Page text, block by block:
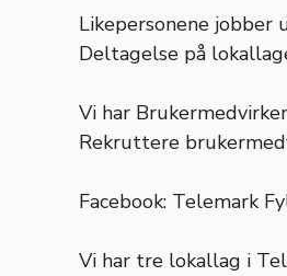
Likepersonene jobber
Deltagelse på
Vi har
Rekruttere
Facebook: Telemark
Vi har tre lokallag i